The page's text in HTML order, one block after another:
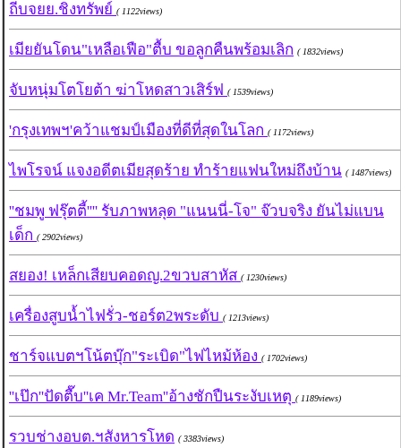
ถีบจยย.ชิงทรัพย์ ( 1122views)
เมียยันโดน"เหลือเฟือ"ตื้บ ขอลูกคืนพร้อมเลิก ( 1832views)
จับหนุ่มโตโยต้า ฆ่าโหดสาวเสิร์ฟ ( 1539views)
'กรุงเทพฯ'คว้าแชมป์เมืองที่ดีที่สุดในโลก ( 1172views)
ไพโรจน์ แจงอดีตเมียสุดร้าย ทำร้ายแฟนใหม่ถึงบ้าน ( 1487views)
''ชมพู ฟรุ๊ตตี้'''' รับภาพหลุด "แนนนี่-โจ" จ๊วบจริง ยันไม่แบน
เด็ก ( 2902views)
สยอง! เหล็กเสียบคอดญ.2ขวบสาหัส ( 1230views)
เครื่องสูบน้ำไฟรั่ว-ชอร์ต2พระดับ ( 1213views)
ชาร์จแบตฯโน้ตบุ๊ก"ระเบิด"ไฟไหม้ห้อง ( 1702views)
''เป๊ก''ปัดตื๊บ''เค Mr.Team''อ้างชักปืนระงับเหตุ ( 1189views)
รวบช่างอบต.ฯสังหารโหด ( 3383views)